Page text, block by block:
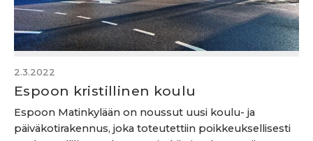
2.3.2022
Espoon kristillinen koulu
Espoon Matinkylään on noussut uusi koulu- ja
päiväkotirakennus, joka toteutettiin poikkeuksellisesti